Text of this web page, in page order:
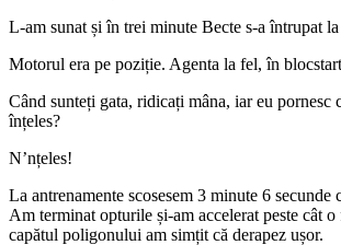
L-am sunat și în trei minute Becte s-a întrupat
Motorul era pe poziție. Agenta la fel, în
Când sunteți gata, ridicați mâna, iar eu pornesc
înțeles?
N’nțeles!
La antrenamente scosesem 3 minute 6 secunde
Am terminat opturile și-am accelerat peste cât
capătul poligonului am simțit că derapez ușor.